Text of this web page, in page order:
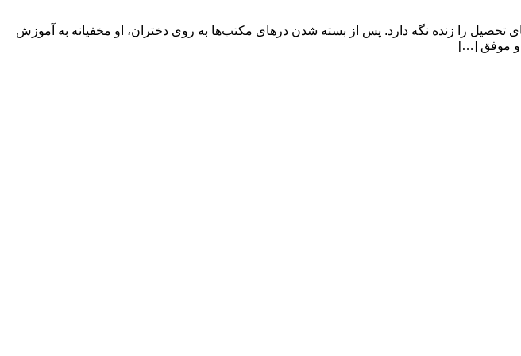
تحصیل را زنده نگه دارد. پس از بسته شدن درهای مکتب‌ها به روی دختران، او مخفیانه به آموزش
او موفق […]